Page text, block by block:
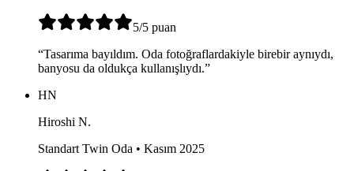
5/5 puan
“Tasarıma bayıldım. Oda fotoğraflardakiyle birebir aynıydı,
banyosu da oldukça kullanışlıydı.”
HN
Hiroshi N.
Standart Twin Oda • Kasım 2025